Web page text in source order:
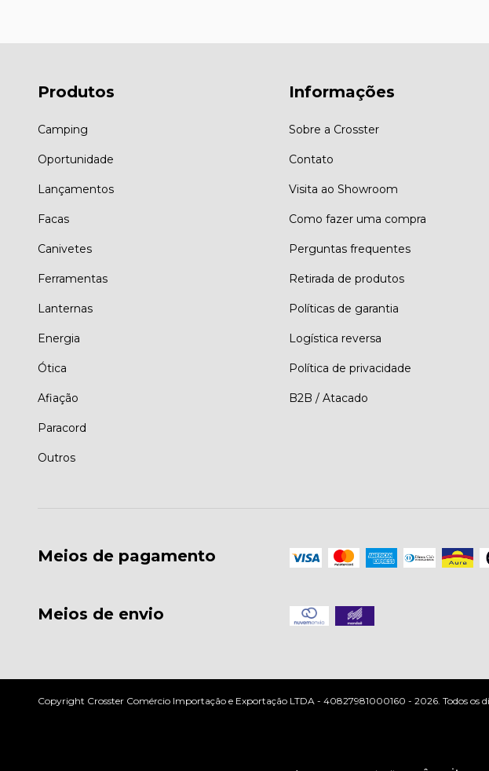
Produtos
Camping
Oportunidade
Lançamentos
Facas
Canivetes
Ferramentas
Lanternas
Energia
Ótica
Afiação
Paracord
Outros
Informações
Sobre a Crosster
Contato
Visita ao Showroom
Como fazer uma compra
Perguntas frequentes
Retirada de produtos
Políticas de garantia
Logística reversa
Política de privacidade
B2B / Atacado
Meios de pagamento
Meios de envio
Copyright Crosster Comércio Importação e Exportação LTDA - 40827981000160 - 2026. Todos os